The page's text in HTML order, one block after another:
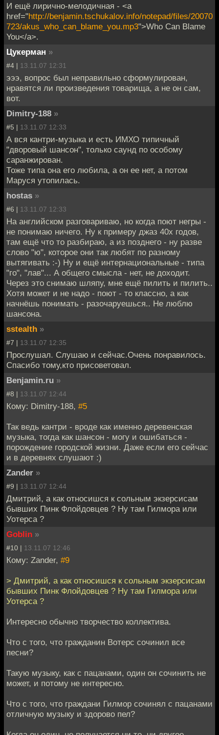
И ещё лирично-мелодичная - <a
href="http://benjamin.tschukalov.info/notepad/files/20070
723/akus_who_can_blame_you.mp3">Who Can Blame
You</a>.
Цукерман »
#4 | 13.11.07 12:31
эээ, вопрос был неправильно сформулирован,
нравятся ли произведения товарища, а не он сам,
вот.
Dimitry-188 »
#5 | 13.11.07 12:33
А вся кантри-музыка и есть ИМХО типичный
"дворовый шансон", только саунд по особому
саранжирован.
Тоже типа она его любила, а он ее нет, а потом
Маруся утопилась.
hostas »
#6 | 13.11.07 12:33
На английском разговариваю, но когда поют негры -
не понимаю ничего. Ну к примеру джаз 40х годов,
там ещё что то разбираю, а из позднего - ну разве
слово "ю", которое они так любят по разному
вытягивать :-) Ну и ещё интернациональные - типа
"го", "лав"... А общего смысла - нет, не доходит.
Через это снимаю шляпу, мне ещё пилить и пилить..
Хотя может и не надо - поют - то классно, а как
начнёшь понимать - разочаруешься.. Не люблю
шансона.
sstealth »
#7 | 13.11.07 12:35
Прослушал. Слушаю и сейчас.Очень понравилось.
Спасибо тому,кто присоветовал.
Benjamin.ru »
#8 | 13.11.07 12:44
Кому: Dimitry-188, #5
Так ведь кантри - вроде как именно деревенская
музыка, тогда как шансон - могу и ошибаться -
порождение городской жизни. Даже если его сейчас
и в деревнях слушают :)
Zander »
#9 | 13.11.07 12:44
Дмитрий, а как относишся к сольным экзерсисам
бывших Пинк Флойдовцев ? Ну там Гилмора или
Уотерса ?
Goblin »
#10 | 13.11.07 12:46
Кому: Zander, #9
> Дмитрий, а как относишся к сольным экзерсисам
бывших Пинк Флойдовцев ? Ну там Гилмора или
Уотерса ?
Интересно обычно творчество коллектива.
Что с того, что гражданин Вотерс сочинил все
песни?
Такую музыку, как с пацанами, один он сочинить не
может, и потому не интересно.
Что с того, что граждани Гилмор сочинял с пацанами
отличную музыку и здорово пел?